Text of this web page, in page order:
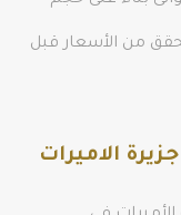
من الأسعار قبل
الاميرات